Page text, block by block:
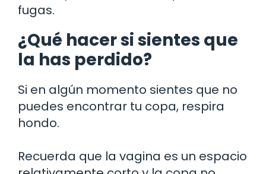
fugas.
¿Qué hacer si sientes que
la has perdido?
Si en algún momento sientes que no
puedes encontrar tu copa, respira
hondo.
Recuerda que la vagina es un espacio